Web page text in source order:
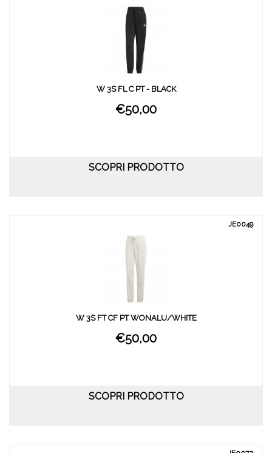
W 3S FL C PT - BLACK
€50,00
SCOPRI PRODOTTO
JE0049
W 3S FT CF PT WONALU/WHITE
€50,00
SCOPRI PRODOTTO